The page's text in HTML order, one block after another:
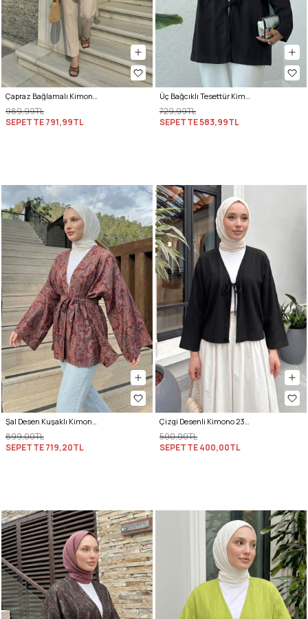
Çapraz Bağlamalı Kimono Y0128 - AÇIK KAHVE
989,99TL
SEPETTE791,99TL
Üç Bağcıklı Tesettür Kimono 2339 - SİYAH
729,99TL
SEPETTE583,99TL
Şal Desen Kuşaklı Kimono 2375 - MÜRDÜM
899,00TL
SEPETTE719,20TL
Çizgi Desenli Kimono 2359 - SİYAH
500,00TL
SEPETTE400,00TL